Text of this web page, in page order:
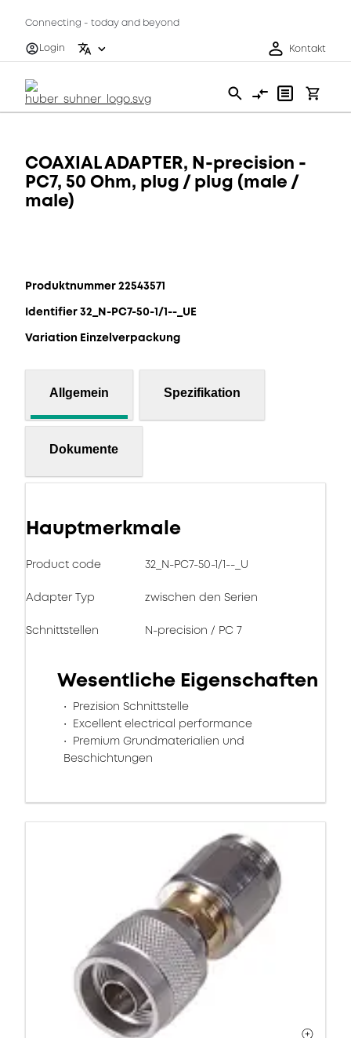
Connecting - today and beyond
Login
Kontakt
COAXIAL ADAPTER, N-precision -
PC7, 50 Ohm, plug / plug (male /
male)
Produktnummer 22543571
Identifier 32_N-PC7-50-1/1--_UE
Variation Einzelverpackung
Allgemein Spezifikation
Dokumente
Hauptmerkmale
Product code 32_N-PC7-50-1/1--_U
Adapter Typ zwischen den Serien
Schnittstellen N-precision / PC 7
Wesentliche Eigenschaften
Prezision Schnittstelle
Excellent electrical performance
Premium Grundmaterialien und
Beschichtungen